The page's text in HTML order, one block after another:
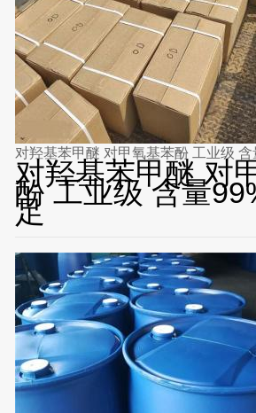
对羟基苯甲醚 对甲氧基苯酚 工业级
对羟基苯甲醚 对
酚 工业级 含量
足